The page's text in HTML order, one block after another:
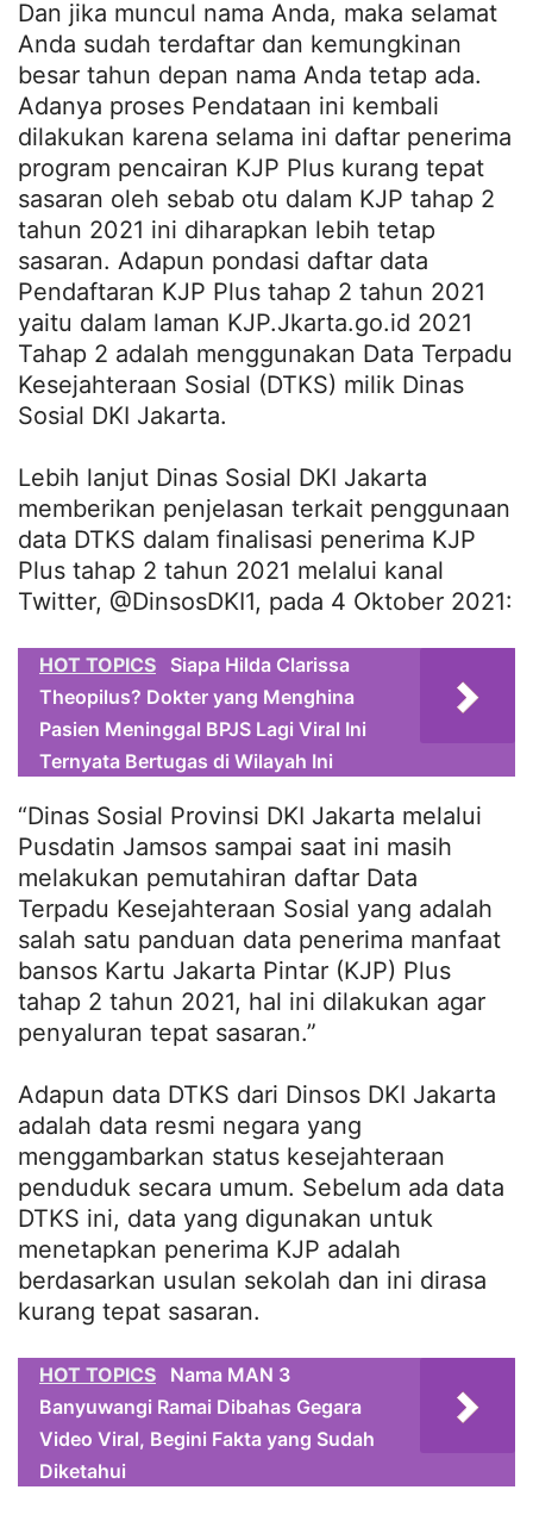
Dan jika muncul nama Anda, maka selamat
Anda sudah terdaftar dan kemungkinan
besar tahun depan nama Anda tetap ada.
Adanya proses Pendataan ini kembali
dilakukan karena selama ini daftar penerima
program pencairan KJP Plus kurang tepat
sasaran oleh sebab otu dalam KJP tahap 2
tahun 2021 ini diharapkan lebih tetap
sasaran. Adapun pondasi daftar data
Pendaftaran KJP Plus tahap 2 tahun 2021
yaitu dalam laman KJP.Jkarta.go.id 2021
Tahap 2 adalah menggunakan Data Terpadu
Kesejahteraan Sosial (DTKS) milik Dinas
Sosial DKI Jakarta.
Lebih lanjut Dinas Sosial DKI Jakarta
memberikan penjelasan terkait penggunaan
data DTKS dalam finalisasi penerima KJP
Plus tahap 2 tahun 2021 melalui kanal
Twitter, @DinsosDKI1, pada 4 Oktober 2021:
HOT TOPICS
Siapa Hilda Clarissa
Theopilus? Dokter yang Menghina
Pasien Meninggal BPJS Lagi Viral Ini
Ternyata Bertugas di Wilayah Ini
“Dinas Sosial Provinsi DKI Jakarta melalui
Pusdatin Jamsos sampai saat ini masih
melakukan pemutahiran daftar Data
Terpadu Kesejahteraan Sosial yang adalah
salah satu panduan data penerima manfaat
bansos Kartu Jakarta Pintar (KJP) Plus
tahap 2 tahun 2021, hal ini dilakukan agar
penyaluran tepat sasaran.”
Adapun data DTKS dari Dinsos DKI Jakarta
adalah data resmi negara yang
menggambarkan status kesejahteraan
penduduk secara umum. Sebelum ada data
DTKS ini, data yang digunakan untuk
menetapkan penerima KJP adalah
berdasarkan usulan sekolah dan ini dirasa
kurang tepat sasaran.
HOT TOPICS
Nama MAN 3
Banyuwangi Ramai Dibahas Gegara
Video Viral, Begini Fakta yang Sudah
Diketahui